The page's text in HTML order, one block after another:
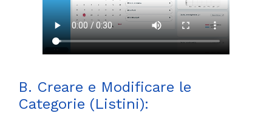
B. Creare e Modificare le
Categorie (Listini):